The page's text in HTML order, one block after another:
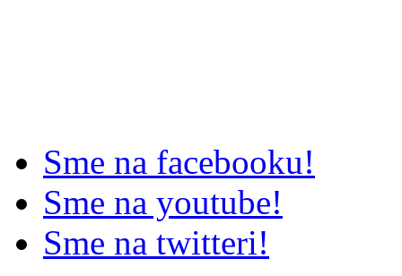
Sme na facebooku!
Sme na youtube!
Sme na twitteri!